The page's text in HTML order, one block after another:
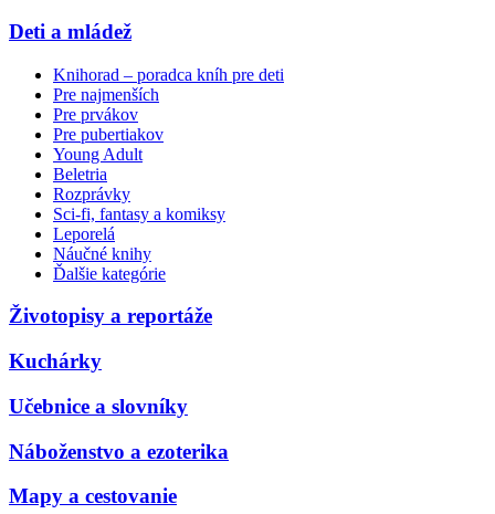
Deti a mládež
Knihorad – poradca kníh pre deti
Pre najmenších
Pre prvákov
Pre pubertiakov
Young Adult
Beletria
Rozprávky
Sci-fi, fantasy a komiksy
Leporelá
Náučné knihy
Ďalšie kategórie
Životopisy a reportáže
Kuchárky
Učebnice a slovníky
Náboženstvo a ezoterika
Mapy a cestovanie